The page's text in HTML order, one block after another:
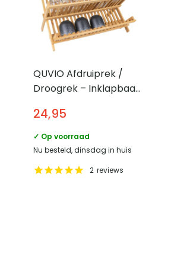
QUVIO Afdruiprek /
Droogrek – Inklapbaar
24,95
✓ Op voorraad
Nu besteld, dinsdag in huis
2 reviews